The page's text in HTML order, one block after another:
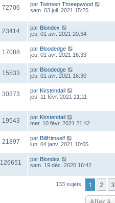
72706 par Twinsen Threepwood
sam. 03 juil. 2021 15:25
23414 par Blondex
jeu. 01 avr. 2021 20:34
17088 par Bloodedge
jeu. 01 avr. 2021 16:33
15533 par Bloodedge
jeu. 01 avr. 2021 16:30
30373 par Kirstendall
jeu. 11 févr. 2021 21:11
19543 par Kirstendall
mer. 10 févr. 2021 21:42
21897 par BillHimself
lun. 04 janv. 2021 10:05
126651 par Blondex
sam. 19 déc. 2020 16:42
133 sujets 1 2 3